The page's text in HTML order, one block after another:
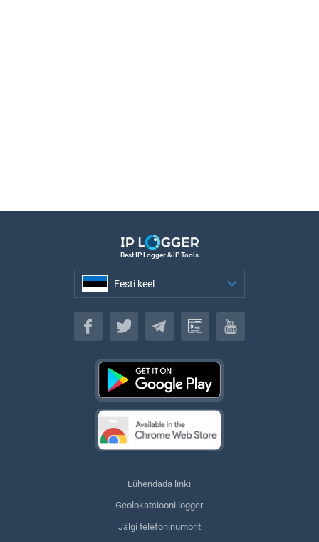
Best IP Logger & IP Tools
Eesti keel
Eesti keel
Lühendada linki
Geolokatsiooni logger
Jälgi telefoninumbrit